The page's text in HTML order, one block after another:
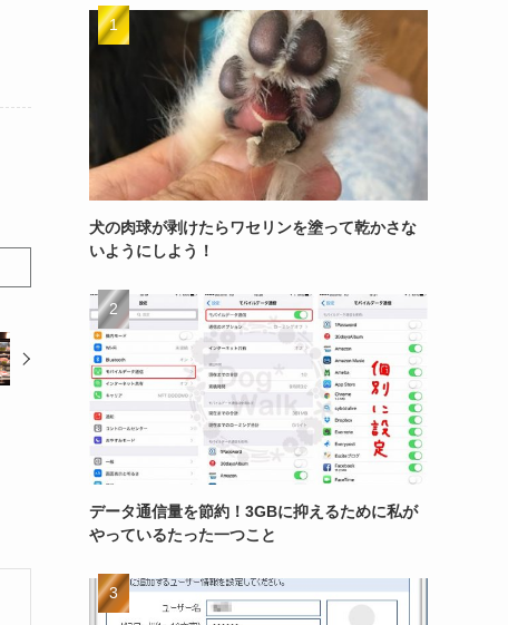
犬の肉球が剥けたらワセリンを塗って乾かさな
いようにしよう！
データ通信量を節約！3GBに抑えるために私が
やっているたった一つこと